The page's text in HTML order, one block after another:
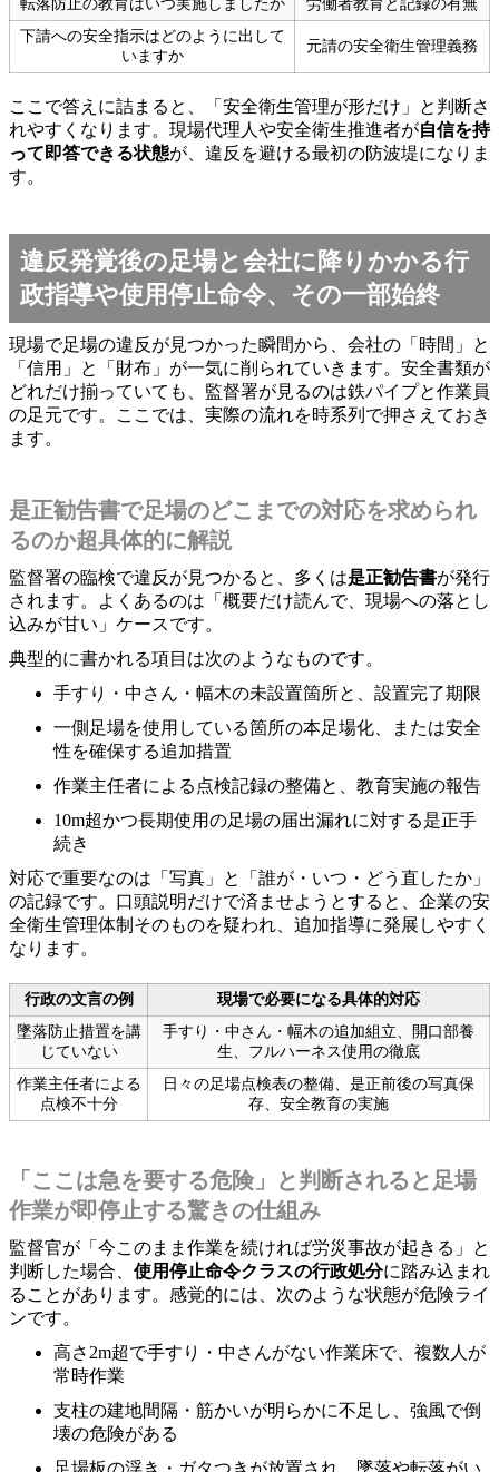
転落防止の教育はいつ実施しましたか
労働者教育と記録の有無
下請への安全指示はどのように出して
いますか
元請の安全衛生管理義務
ここで答えに詰まると、「安全衛生管理が形だけ」と判断さ
れやすくなります。現場代理人や安全衛生推進者が自信を持
って即答できる状態が、違反を避ける最初の防波堤になりま
す。
違反発覚後の足場と会社に降りかかる行
政指導や使用停止命令、その一部始終
現場で足場の違反が見つかった瞬間から、会社の「時間」と
「信用」と「財布」が一気に削られていきます。安全書類が
どれだけ揃っていても、監督署が見るのは鉄パイプと作業員
の足元です。ここでは、実際の流れを時系列で押さえておき
ます。
是正勧告書で足場のどこまでの対応を求められ
るのか超具体的に解説
監督署の臨検で違反が見つかると、多くは是正勧告書が発行
されます。よくあるのは「概要だけ読んで、現場への落とし
込みが甘い」ケースです。
典型的に書かれる項目は次のようなものです。
手すり・中さん・幅木の未設置箇所と、設置完了期限
一側足場を使用している箇所の本足場化、または安全
性を確保する追加措置
作業主任者による点検記録の整備と、教育実施の報告
10m超かつ長期使用の足場の届出漏れに対する是正手
続き
対応で重要なのは「写真」と「誰が・いつ・どう直したか」
の記録です。口頭説明だけで済ませようとすると、企業の安
全衛生管理体制そのものを疑われ、追加指導に発展しやすく
なります。
行政の文言の例
現場で必要になる具体的対応
墜落防止措置を講
じていない
手すり・中さん・幅木の追加組立、開口部養
生、フルハーネス使用の徹底
作業主任者による
点検不十分
日々の足場点検表の整備、是正前後の写真保
存、安全教育の実施
「ここは急を要する危険」と判断されると足場
作業が即停止する驚きの仕組み
監督官が「今このまま作業を続ければ労災事故が起きる」と
判断した場合、 使用停止命令クラスの行政処分に踏み込まれ
ることがあります。感覚的には、次のような状態が危険ライ
ンです。
高さ2m超で手すり・中さんがない作業床で、複数人が
常時作業
支柱の建地間隔・筋かいが明らかに不足し、強風で倒
壊の危険がある
足場板の浮き・ガタつきが放置され、墜落や転落がい